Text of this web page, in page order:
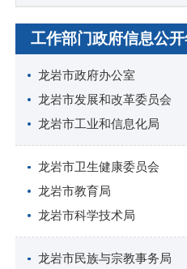
工作部门政府信息公
龙岩市政府办公室
龙岩市发展和改革委员会
龙岩市工业和信息化局
龙岩市卫生健康委员会
龙岩市教育局
龙岩市科学技术局
龙岩市民族与宗教事务局